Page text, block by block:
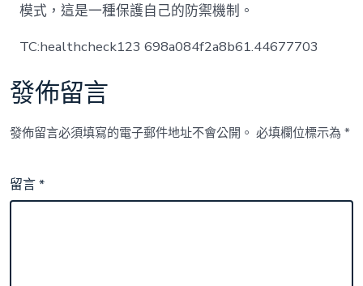
模式，這是一種保護自己的防禦機制。
TC:healthcheck123 698a084f2a8b61.44677703
發佈留言
發佈留言必須填寫的電子郵件地址不會公開。 必填欄位標示為*
留言*